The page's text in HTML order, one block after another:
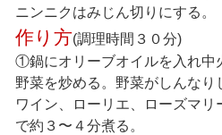
ニンニクはみじん切りにする。
作り方(調理時間３０分)
①鍋にオリーブオイルを入れ中
野菜を炒める。野菜がしんなり
ワイン、ローリエ、ローズマリ
で約３〜４分煮る。